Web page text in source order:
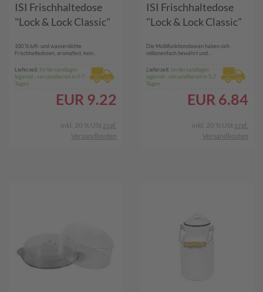
ISI Frischhaltedose
"Lock & Lock Classic"
100 % luft- und wasserdichte
Frischhaltedosen, aromafest, kein...
Lieferzeit: Im Versandlager
lagernd - versandbereit in 5-7
Tagen
EUR 9.22
inkl. 20 % USt zzgl.
Versandkosten
ISI Frischhaltedose
"Lock & Lock Classic"
Die Multifunktionsboxen haben sich
millionenfach bewährt und...
Lieferzeit: Im Versandlager
lagernd - versandbereit in 5-7
Tagen
EUR 6.84
inkl. 20 % USt zzgl.
Versandkosten